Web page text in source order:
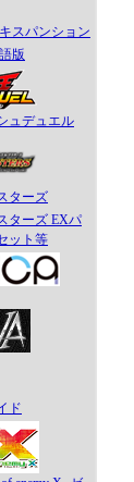
スパンション
版
ュデュエル
ターズ
ターズ EXパ
ット等
ド